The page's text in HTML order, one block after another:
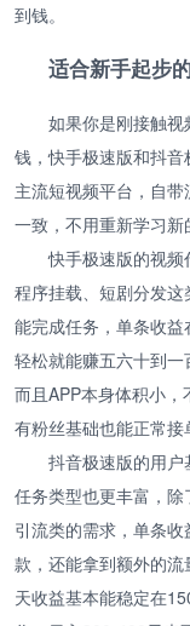
到钱。
适合新手起步
如果你是刚接触
钱，快手极速版和抖
主流短视频平台，自
一致，不用重新学习新
快手极速版的视
程序挂载、短剧分发
能完成任务，单条收
轻松就能赚五六十到一
而且APP本身体积小
有粉丝基础也能正常接
抖音极速版的用
任务类型也更丰富，
引流类的需求，单条
款，还能拿到额外的
天收益基本能稳定在